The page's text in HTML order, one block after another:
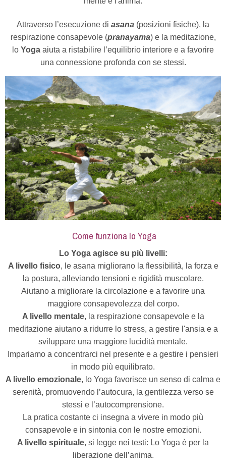
Attraverso l’esecuzione di asana (posizioni fisiche), la
respirazione consapevole (pranayama) e la meditazione,
lo Yoga aiuta a ristabilire l’equilibrio interiore e a favorire
una connessione profonda con se stessi.
Come funziona lo Yoga
Lo Yoga agisce su più livelli:
A livello fisico, le asana migliorano la flessibilità, la forza e
la postura, alleviando tensioni e rigidità muscolare.
Aiutano a migliorare la circolazione e a favorire una
maggiore consapevolezza del corpo.
A livello mentale, la respirazione consapevole e la
meditazione aiutano a ridurre lo stress, a gestire l'ansia e a
sviluppare una maggiore lucidità mentale.
Impariamo a concentrarci nel presente e a gestire i pensieri
in modo più equilibrato.
A livello emozionale, lo Yoga favorisce un senso di calma e
serenità, promuovendo l’autocura, la gentilezza verso se
stessi e l’autocomprensione.
La pratica costante ci insegna a vivere in modo più
consapevole e in sintonia con le nostre emozioni.
A livello spirituale, si legge nei testi: Lo Yoga è per la
liberazione dell’anima.